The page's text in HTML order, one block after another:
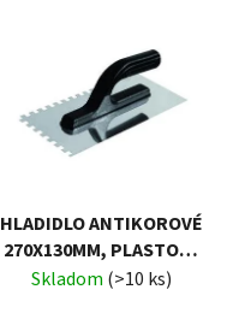
HLADIDLO ANTIKOROVÉ
270X130MM, PLASTOVÁ
RUKOVÄŤ, ZUBY
Skladom (>10 ks)